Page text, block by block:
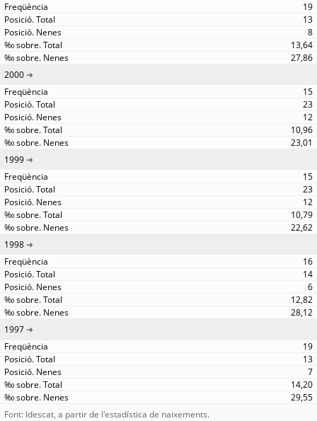
19
13
8
13,64
27,86
2000
15
23
12
10,96
23,01
1999
15
23
12
10,79
22,62
1998
16
14
6
12,82
28,12
1997
19
13
7
14,20
29,55
Font: Idescat, a partir de l'estadística de naixements.